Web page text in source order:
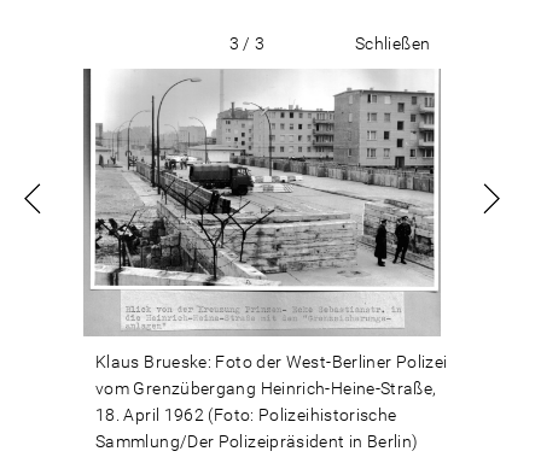
3 / 3 Schließen
Klaus Brueske: Foto der West-Berliner Polizei
vom Grenzübergang Heinrich-Heine-Straße,
18. April 1962 (Foto: Polizeihistorische
Sammlung/Der Polizeipräsident in Berlin)